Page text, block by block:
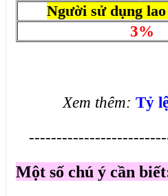
Người sử dụng
3%
Xem thêm: Tỷ
Một số chú ý cần